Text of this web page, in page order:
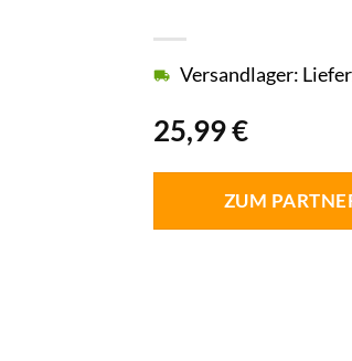
25,99€
Versandlager:
ZUM